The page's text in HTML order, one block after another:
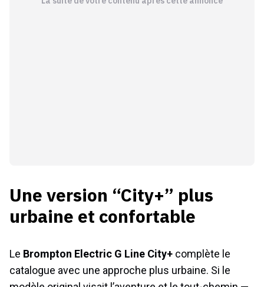
Une version “City+” plus
urbaine et confortable
Le Brompton Electric G Line City+ complète le
catalogue avec une approche plus urbaine. Si le